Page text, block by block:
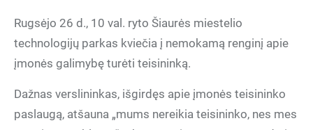
Rugsėjo 26 d., 10 val. ryto Šiaurės miestelio
technologijų parkas kviečia į nemokamą renginį apie
įmonės galimybę turėti teisininką.
Dažnas verslininkas, išgirdęs apie įmonės teisininko
paslaugą, atšauna „mums nereikia teisininko, nes mes